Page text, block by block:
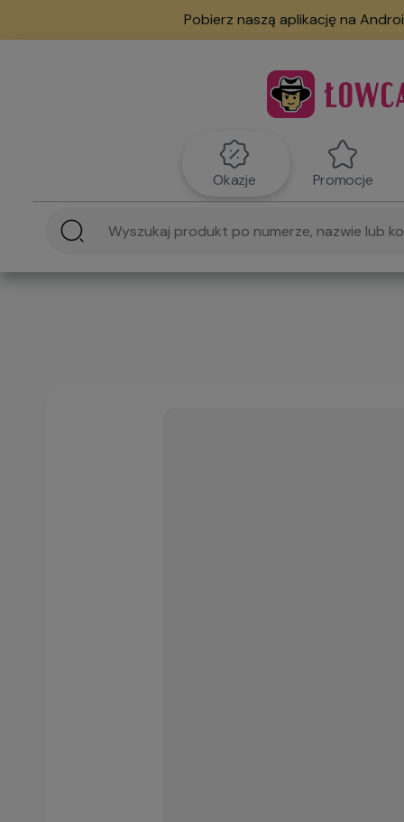
Pobierz naszą aplikację na
Okazje Promocje